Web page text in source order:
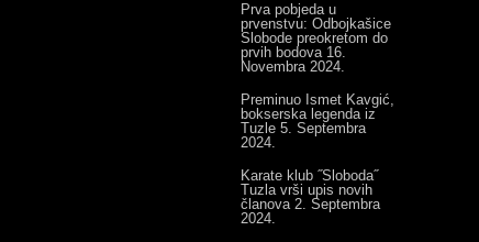
Prva pobjeda u
prvenstvu: Odbojkašice
Slobode preokretom do
prvih bodova 16.
Novembra 2024.
Preminuo Ismet Kavgić,
bokserska legenda iz
Tuzle 5. Septembra
2024.
Karate klub ˝Sloboda˝
Tuzla vrši upis novih
članova 2. Septembra
2024.